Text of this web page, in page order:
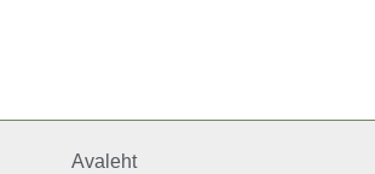
Avaleht